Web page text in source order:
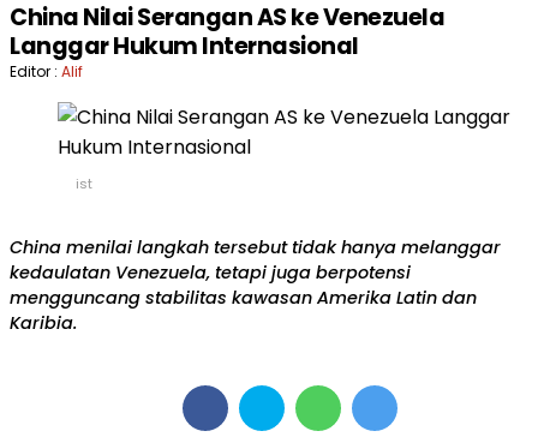
China Nilai Serangan AS ke Venezuela
Langgar Hukum Internasional
Editor : Alif
ist
China menilai langkah tersebut tidak hanya melanggar
kedaulatan Venezuela, tetapi juga berpotensi
mengguncang stabilitas kawasan Amerika Latin dan
Karibia.